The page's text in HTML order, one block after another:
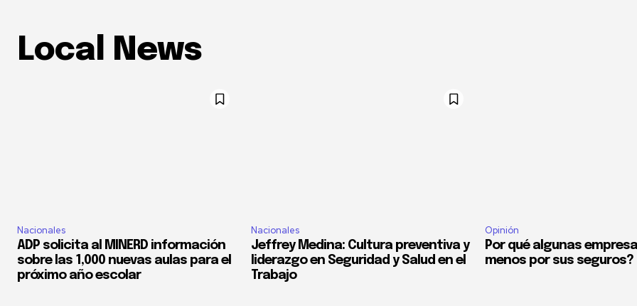
Local News
Nacionales
ADP solicita al MINERD información
sobre las 1,000 nuevas aulas para el
próximo año escolar
Nacionales
Jeffrey Medina: Cultura preventiva y
liderazgo en Seguridad y Salud en el
Trabajo
Opinión
Por qué algunas
menos por sus seguros?